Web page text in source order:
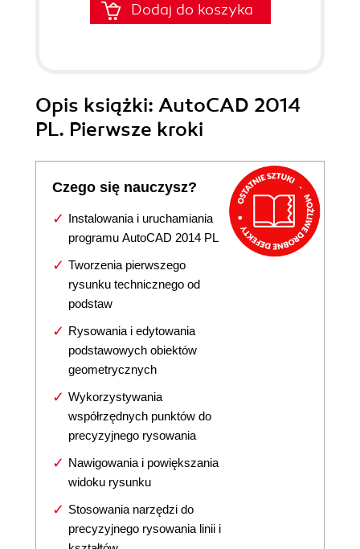
Dodaj do koszyka
Opis książki: AutoCAD 2014
PL. Pierwsze kroki
Czego się nauczysz?
Instalowania i uruchamiania
programu AutoCAD 2014 PL
Tworzenia pierwszego
rysunku technicznego od
podstaw
Rysowania i edytowania
podstawowych obiektów
geometrycznych
Wykorzystywania
współrzędnych punktów do
precyzyjnego rysowania
Nawigowania i powiększania
widoku rysunku
Stosowania narzędzi do
precyzyjnego rysowania linii i